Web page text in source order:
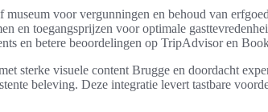
museum voor vergunningen en behoud van
en toegangsprijzen voor optimale
en betere beoordelingen op TripAdvisor en
sterke visuele content Brugge en doordacht
beleving. Deze integratie levert tastbare